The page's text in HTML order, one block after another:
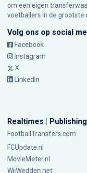
om een eigen
voetballers in de grootste
Volg ons op social
Facebook
Instagram
X
LinkedIn
Realtimes |
FootballTransfers.com
FCUpdate.nl
MovieMeter.nl
WijWedden.net